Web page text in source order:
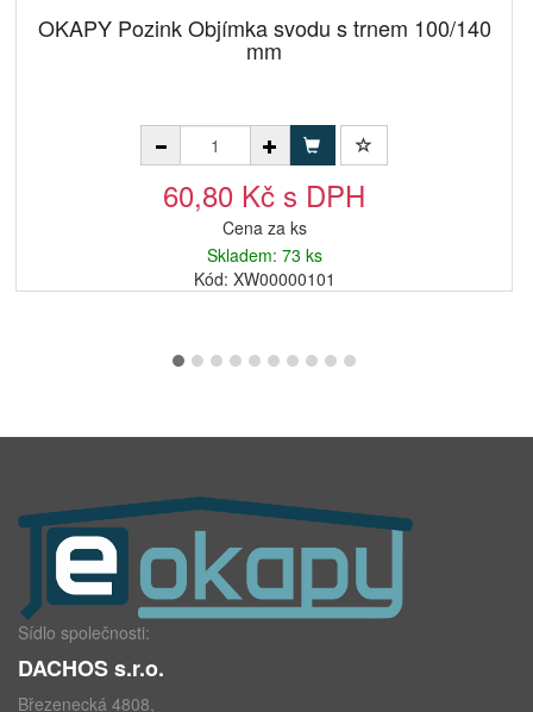
OKAPY Pozink Objímka svodu s trnem 100/140
mm
60,80 Kč s DPH
Cena za ks
Skladem: 73 ks
Kód: XW00000101
Sídlo společnosti:
DACHOS s.r.o.
Březenecká 4808,